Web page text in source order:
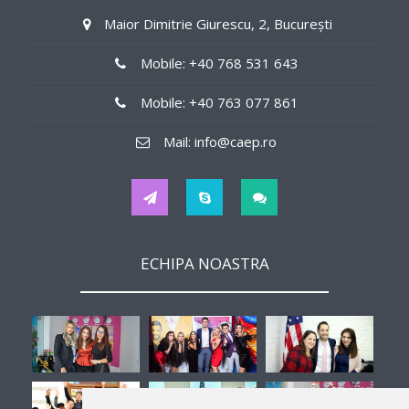
0$/weekly
-
Second Job
Maior Dimitrie Giurescu, 2, București
Mobile: +40 768 531 643
Mobile: +40 763 077 861
Mail: info@caep.ro
ECHIPA NOASTRA